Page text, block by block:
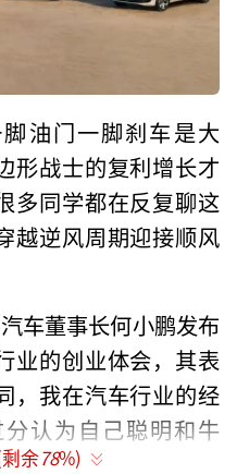
油门一脚刹车是大
形战士的复利增长才
多同学都在反复聊这
越逆风周期迎接顺风
车董事长何小鹏发布
业的创业体会，其表
，我在汽车行业的经
认为自己聪明和牛
大部分问题也不是竞
余78%)